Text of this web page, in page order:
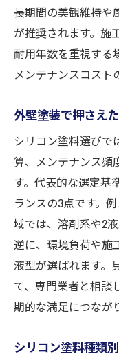
訣
シリコン塗料
コツ
外壁塗装
外壁塗装
要性
外壁塗装
る方法
シリコン
するコツ
外壁塗装
び方
外壁塗装
長期間の美観維持や
が推奨されます。施
耐用年数を重視する
メンテナンスコスト
外壁塗装で押さえ
シリコン塗料選びで
算、メンテナンス頻
す。代表的な選定基
ランスの3点です。
域では、溶剤系や2
逆に、環境負荷や施
液型が選ばれます。
て、専門業者と相談
期的な満足につなが
シリコン塗料種類